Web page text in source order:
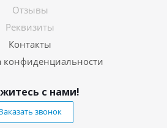
Отзывы
Реквизиты
Контакты
конфиденциальности
с нами!
звонок